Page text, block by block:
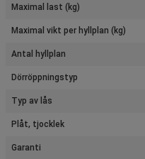
Maximal last (kg)
Maximal vikt per hyllplan (kg)
Antal hyllplan
Dörröppningstyp
Typ av lås
Plåt, tjocklek
Garanti